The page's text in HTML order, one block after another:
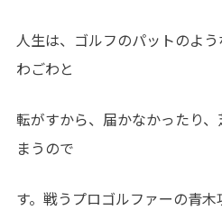
人生は、ゴルフのパットのよ
わごわと
転がすから、届かなかったり
まうので
す。戦うプロゴルファーの青